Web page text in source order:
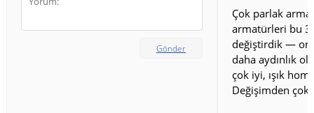
Gönder
Çok parlak
armatürleri bu
değiştirdik —
daha aydınlık
çok iyi, ışık
Değişimden çok